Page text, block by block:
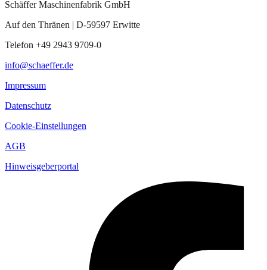
Schäffer Maschinenfabrik GmbH
Auf den Thränen | D-59597 Erwitte
Telefon +49 2943 9709-0
info@schaeffer.de
Impressum
Datenschutz
Cookie-Einstellungen
AGB
Hinweisgeberportal